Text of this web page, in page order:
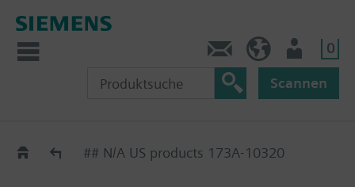
0
Scannen
Old2New## N/A US products 173A-10320